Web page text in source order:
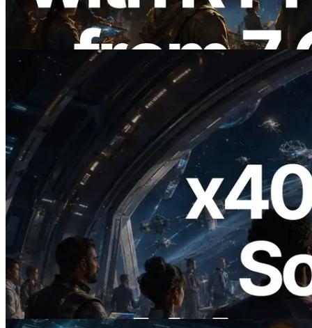
Information est également lancée
2026.07.04
ERPC lance un RPC Solana compatible
x402 — L'ère où les agents IA paient à la
demande les API dont ils ont besoin
Lire cet article